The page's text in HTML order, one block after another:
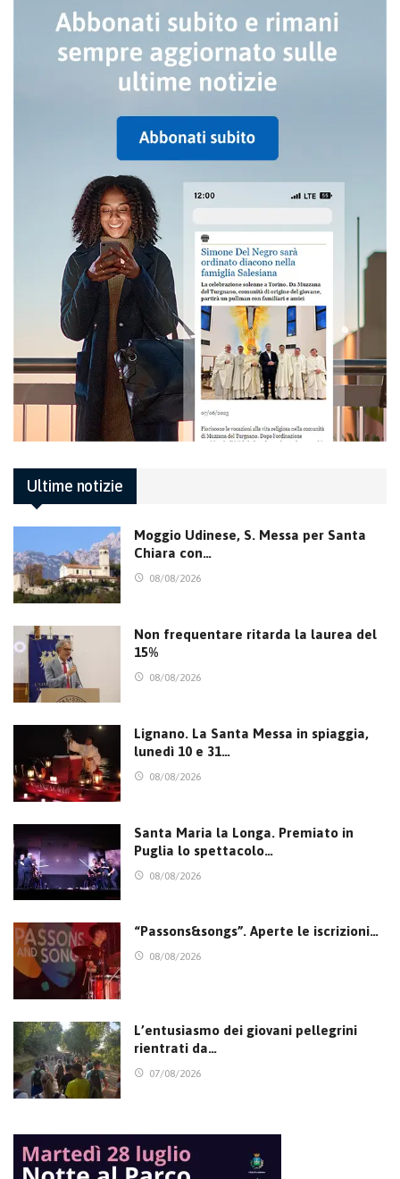
Ultime notizie
Moggio Udinese, S. Messa per Santa
Chiara con…
08/08/2026
Non frequentare ritarda la laurea del
15%
08/08/2026
Lignano. La Santa Messa in spiaggia,
lunedì 10 e 31…
08/08/2026
Santa Maria la Longa. Premiato in
Puglia lo spettacolo…
08/08/2026
“Passons&songs”. Aperte le iscrizioni…
08/08/2026
L’entusiasmo dei giovani pellegrini
rientrati da…
07/08/2026